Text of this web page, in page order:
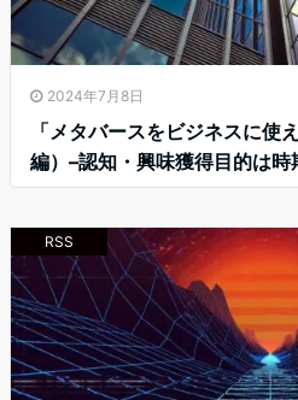
2024年7月8日
「メタバースをビジネスに使
編）–認知・興味獲得目的は
RSS